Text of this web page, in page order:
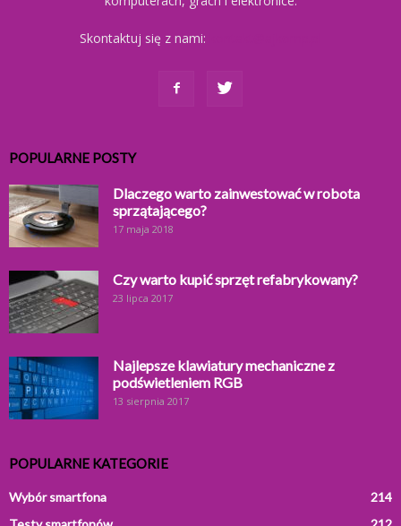
Skontaktuj się z nami:
POPULARNE POSTY
Dlaczego warto zainwestować w robota
sprzątającego?
17 maja 2018
Czy warto kupić sprzęt refabrykowany?
23 lipca 2017
Najlepsze klawiatury mechaniczne z
podświetleniem RGB
13 sierpnia 2017
POPULARNE KATEGORIE
Wybór smartfona
214